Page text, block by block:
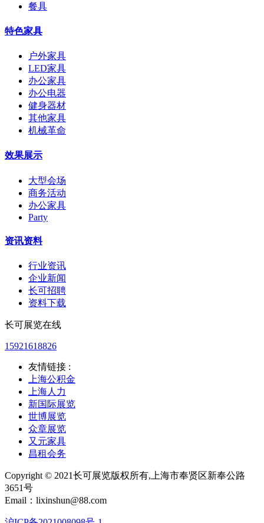
餐具
特色家具
户外家具
LED家具
办公家具
办公电器
健身器材
其他家具
机械革命
效果展示
大型会场
商务活动
办公家具
Party
资讯资料
行业资讯
企业新闻
长可招聘
资料下载
长可展览在线
15921618826
友情链接 :
上海公积金
上海人力
新国际展览
世博展览
众章展览
又元家具
昌租会务
Copyright © 2021长可展览版权所有,上海市奉贤区新奉公路
3651号
Email：lixinshun@88.com